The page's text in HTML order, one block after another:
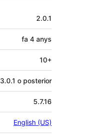
2.0.1
fa 4 anys
10+
3.0.1 o posterior
5.7.16
English (US)